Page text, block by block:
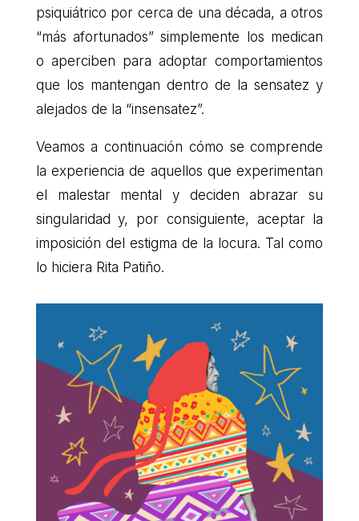
psiquiátrico por cerca de una década, a otros
“más afortunados” simplemente los medican
o aperciben para adoptar comportamientos
que los mantengan dentro de la sensatez y
alejados de la “insensatez”.
Veamos a continuación cómo se comprende
la experiencia de aquellos que experimentan
el malestar mental y deciden abrazar su
singularidad y, por consiguiente, aceptar la
imposición del estigma de la locura. Tal como
lo hiciera Rita Patiño.